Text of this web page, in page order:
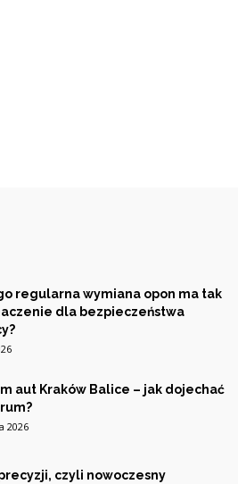
regularna wymiana opon ma tak
dla bezpieczeństwa
aut Kraków Balice – jak dojechać
2026
czyli nowoczesny